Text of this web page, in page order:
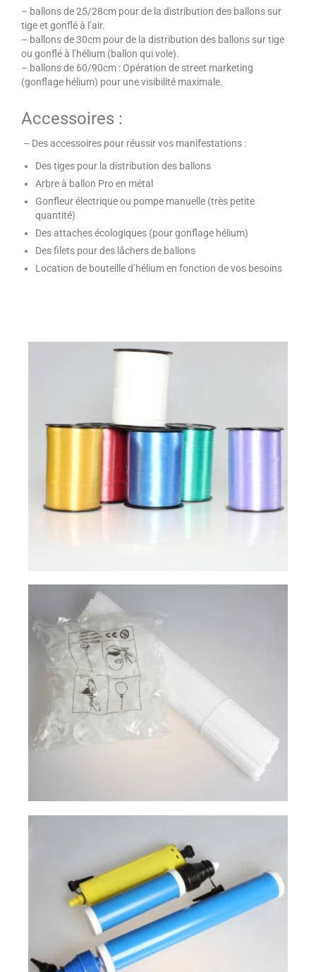
– ballons de 25/28cm pour de la distribution des ballons sur
tige et gonflé à l’air.
– ballons de 30cm pour de la distribution des ballons sur tige
ou gonflé à l’hélium (ballon qui vole).
– ballons de 60/90cm : Opération de street marketing
(gonflage hélium) pour une visibilité maximale.
Accessoires :
– Des accessoires pour réussir vos manifestations :
Des tiges pour la distribution des ballons
Arbre à ballon Pro en métal
Gonfleur électrique ou pompe manuelle (très petite
quantité)
Des attaches écologiques (pour gonflage hélium)
Des filets pour des lâchers de ballons
Location de bouteille d’hélium en fonction de vos besoins